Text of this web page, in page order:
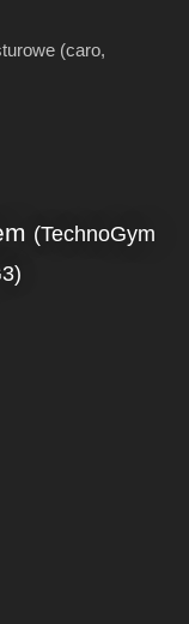
(caro,
(TechnoGym